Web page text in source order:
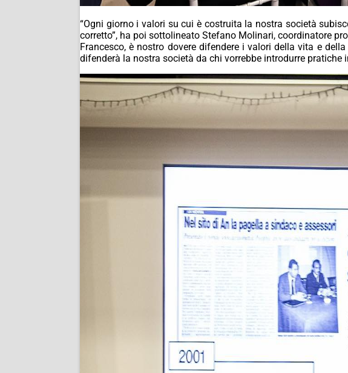
“Ogni giorno i valori su cui è costruita la nostra società
corretto”, ha poi sottolineato Stefano Molinari, coordinatore
Francesco, è nostro dovere difendere i valori della vita e
difenderà la nostra società da chi vorrebbe introdurre